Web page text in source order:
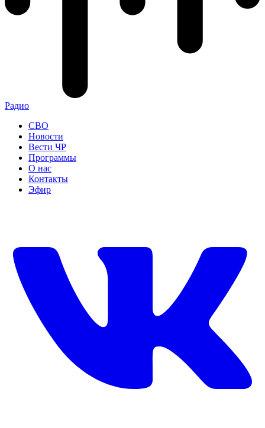
Радио
СВО
Новости
Вести ЧР
Программы
О нас
Контакты
Эфир